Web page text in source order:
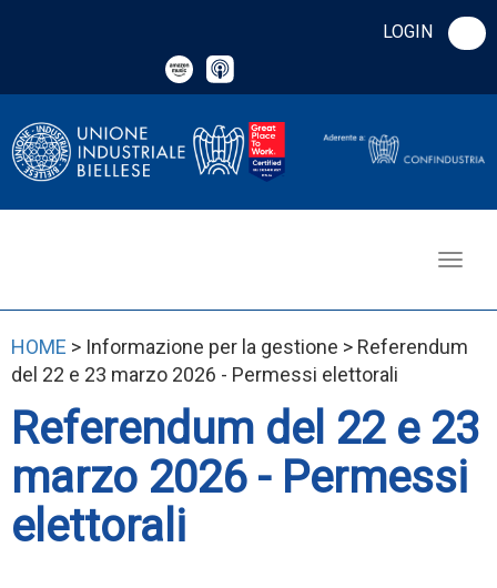
LOGIN
HOME > Informazione per la gestione > Referendum
del 22 e 23 marzo 2026 - Permessi elettorali
Referendum del 22 e 23
marzo 2026 - Permessi
elettorali